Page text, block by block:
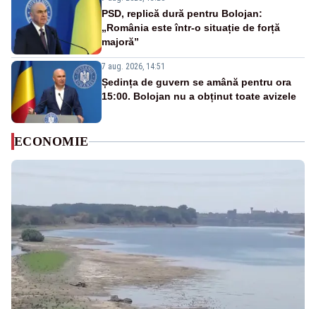
PSD, replică dură pentru Bolojan:
„România este într-o situație de forță
majoră”
7 aug. 2026, 14:51
Ședința de guvern se amână pentru ora
15:00. Bolojan nu a obținut toate avizele
ECONOMIE